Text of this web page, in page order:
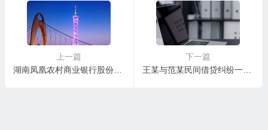
上一篇
湖南凤凰农村商业银行股份有限公司与吴某甲、吴某乙金融借款合同纠纷一审民事判决书
下一篇
王某与范某民间借贷纠纷一审民事判决书